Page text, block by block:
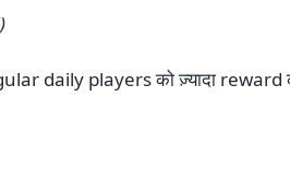
daily players को ज़्यादा reward